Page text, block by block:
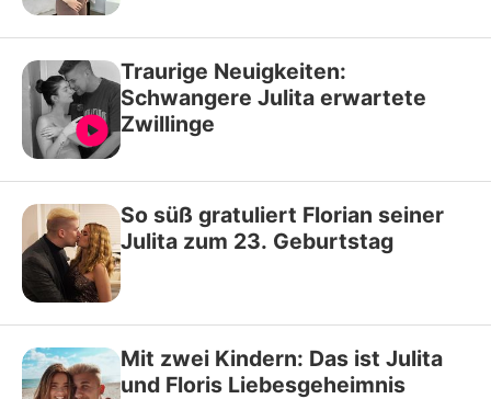
Traurige Neuigkeiten:
Schwangere Julita erwartete
Zwillinge
So süß gratuliert Florian seiner
Julita zum 23. Geburtstag
Mit zwei Kindern: Das ist Julita
und Floris Liebesgeheimnis